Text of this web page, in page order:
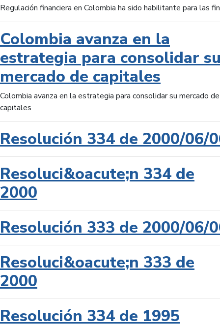
Regulación financiera en Colombia ha sido habilitante para las
Colombia avanza en la
estrategia para consolidar
mercado de capitales
Colombia avanza en la estrategia para consolidar su mercado de
capitales
Resolución 334 de 2000/06/
Resoluci&oacute;n 334 de
2000
Resolución 333 de 2000/06/
Resoluci&oacute;n 333 de
2000
Resolución 334 de 1995